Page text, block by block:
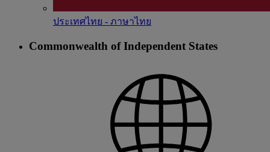
ประเทศไทย - ภาษาไทย
Commonwealth of Independent States